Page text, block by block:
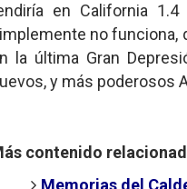
en California
no funciona,
la última Gran
y más poderosos
contenido
Memorias del